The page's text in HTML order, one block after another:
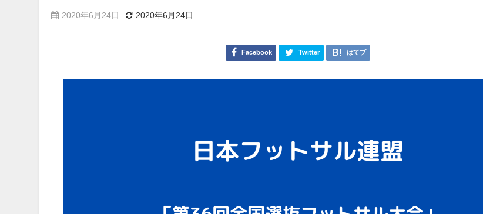
2020年6月24日 2020年6月24日
Facebook Twitter はてブ